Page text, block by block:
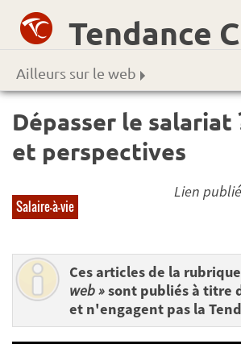
Tendance
Ailleurs sur le web
Dépasser le salariat
et perspectives
Salaire-à-vie
Lien
Ces articles de la rubrique
web »sont publiés à titre
et n'engagent pas la